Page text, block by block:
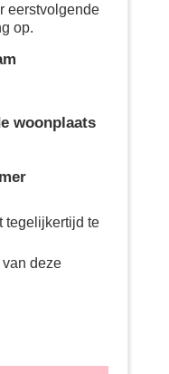
eerstvolgende
op.
woonplaats
tegelijkertijd te
deze